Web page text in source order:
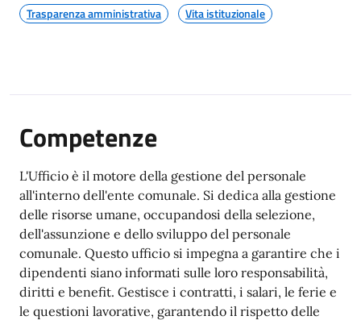
Trasparenza amministrativa Vita istituzionale
Competenze
L'Ufficio è il motore della gestione del personale
all'interno dell'ente comunale. Si dedica alla gestione
delle risorse umane, occupandosi della selezione,
dell'assunzione e dello sviluppo del personale
comunale. Questo ufficio si impegna a garantire che i
dipendenti siano informati sulle loro responsabilità,
diritti e benefit. Gestisce i contratti, i salari, le ferie e
le questioni lavorative, garantendo il rispetto delle